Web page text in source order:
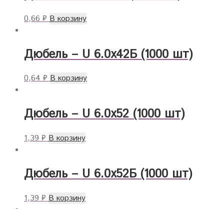
0,66₽ В корзину
Дюбель – U 6.0х42Б (1000 шт)
0,64₽ В корзину
Дюбель – U 6.0х52 (1000 шт)
1,39₽ В корзину
Дюбель – U 6.0х52Б (1000 шт)
1,39₽ В корзину